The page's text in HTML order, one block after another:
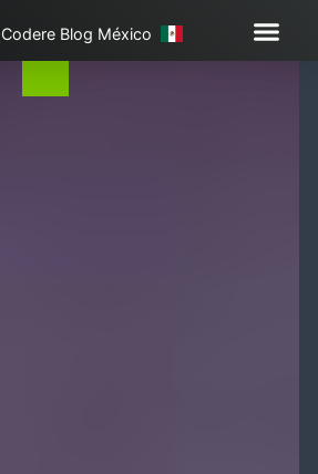
Codere Blog México